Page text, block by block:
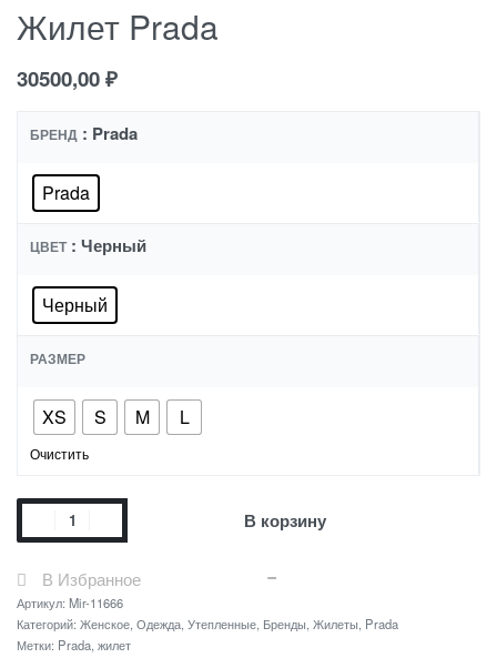
Жилет Prada
30500,00₽
БРЕНД : Prada
Prada
ЦВЕТ : Черный
Черный
РАЗМЕР
XS S M L
Очистить
В корзину
В Избранное
Артикул: Mir-11666
Категорий: Женское Одежда Утепленные Бренды Жилеты Prada
Метки: Prada жилет